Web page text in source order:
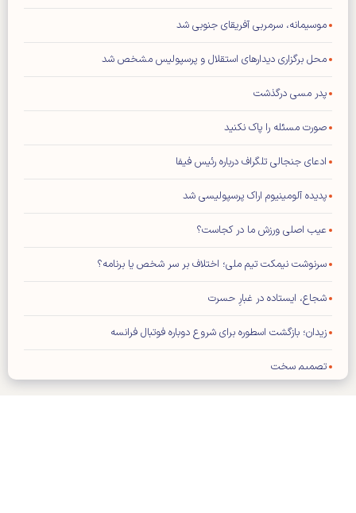
موسیمانه، سرمربی آفریقای جنوبی شد
محل برگزاری دیدار‌های استقلال و پرسپولیس مشخص شد
پدر مسی درگذشت
صورت مسئله را پاک نکنید
ادعای جنجالی تلگراف درباره رئیس فیفا
پدیده آلومینیوم اراک پرسپولیسی شد
عیب اصلی ورزش ما در کجاست؟
سرنوشت نیمکت تیم ملی؛ اختلاف بر سر شخص یا برنامه؟
شجاع، ایستاده در غبارِ حسرت
زیدان؛ بازگشت اسطوره برای شروع دوباره فوتبال فرانسه
تصمیم سخت